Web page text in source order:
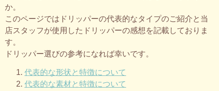
か。
このページではドリッパーの代表的なタイプのご紹介と当
店スタッフが使用したドリッパーの感想を記載しておりま
す。
ドリッパー選びの参考になれば幸いです。
代表的な形状と特徴について
代表的な素材と特徴について